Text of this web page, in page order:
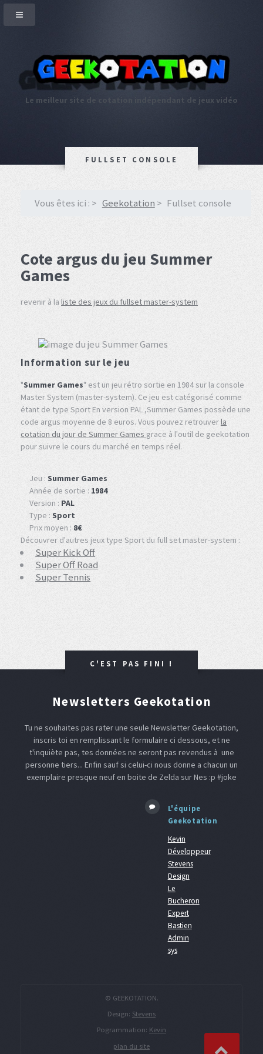
Le meilleur site de cotation indépendant de jeux vidéo
FULLSET CONSOLE
Vous êtes ici : Geekotation Fullset console
Cote argus du jeu Summer
Games
revenir à la liste des jeux du fullset master-system
Information sur le jeu
"Summer Games" est un jeu rétro sortie en 1984 sur la console
Master System (master-system). Ce jeu est catégorisé comme
étant de type Sport En version PAL ,Summer Games possède une
code argus moyenne de 8 euros. Vous pouvez retrouverla
cotation du jour de Summer Games grace à l'outil de geekotation
pour suivre le cours du marché en temps réel.
Jeu : Summer Games
Année de sortie : 1984
Version : PAL
Type : Sport
Prix moyen : 8€
Découvrer d'autres jeux type Sport du full set master-system :
Super Kick Off
Super Off Road
Super Tennis
C'EST PAS FINI !
Newsletters Geekotation
Tu ne souhaites pas rater une seule Newsletter Geekotation,
inscris toi en remplissant le formulaire ci dessous, et ne
t'inquiète pas, tes données ne seront pas revendus à une
personne tiers... Enfin sauf si celui-ci nous donne a chacun un
exemplaire presque neuf en boite de Zelda sur Nes :p #joke
L'équipe
Geekotation
Kevin
Développeur
Stevens
Design
Le
Bucheron
Expert
Bastien
Admin
sys
© GEEKOTATION.
Design: Stevens
Pogrammation: Kevin
plan du site